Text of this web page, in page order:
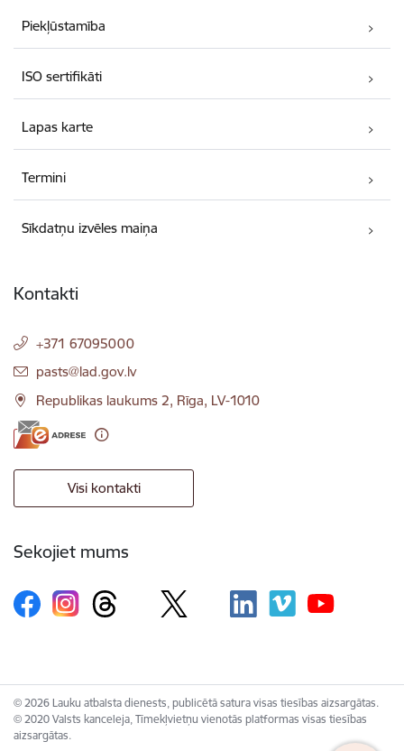
Piekļūstamība
ISO sertifikāti
Lapas karte
Termini
Sīkdatņu izvēles maiņa
Kontakti
+371 67095000
E-pasts:
pasts@lad.gov.lv
Republikas laukums 2, Rīga, LV-1010
Visi kontakti
Sekojiet mums
© 2026 Lauku atbalsta dienests, publicētā satura visas tiesības aizsargātas.
© 2020 Valsts kanceleja, Tīmekļvietņu vienotās platformas visas tiesības
aizsargātas.